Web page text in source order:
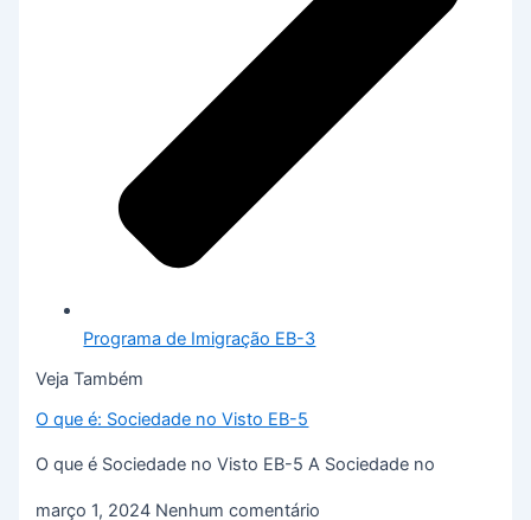
Programa de Imigração EB-3
Veja Também
O que é: Sociedade no Visto EB-5
O que é Sociedade no Visto EB-5 A Sociedade no
março 1, 2024 Nenhum comentário